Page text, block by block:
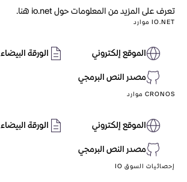
تعرف على المزيد من المعلومات حول io.net هنا.
IO.NET موارد
الموقع إلكتروني
الورقة البيضاء
مصدر النص البرمجي
CRONOS موارد
الموقع إلكتروني
الورقة البيضاء
مصدر النص البرمجي
إحصائيات السوق IO